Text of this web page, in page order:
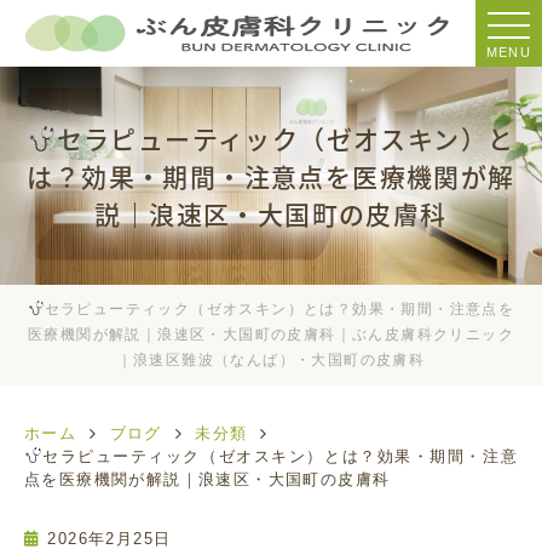
MENU
セラピューティック（ゼオスキン）と
は？効果・期間・注意点を医療機関が解
説｜浪速区・大国町の皮膚科
セラピューティック（ゼオスキン）とは？効果・期間・注意点を
医療機関が解説｜浪速区・大国町の皮膚科｜ぶん皮膚科クリニック
｜浪速区難波（なんば）・大国町の皮膚科
ホーム ブログ
未分類
セラピューティック（ゼオスキン）とは？効果・期間・注意
点を医療機関が解説｜浪速区・大国町の皮膚科
2026年2月25日